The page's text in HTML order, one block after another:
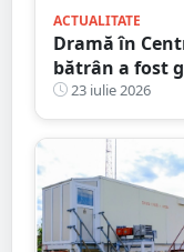
ACTUALITATE
Dramă în
bătrân a fost
apartament,
mai răspuns
23 iulie 2026